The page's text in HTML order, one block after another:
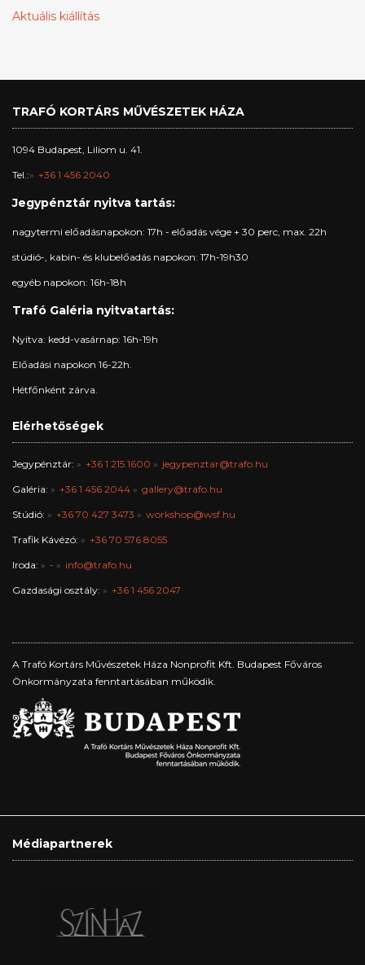
Aktuális kiállítás
TRAFÓ KORTÁRS MŰVÉSZETEK HÁZA
1094 Budapest, Liliom u. 41.
Tel.: +36 1 456 2040
Jegypénztár nyitva tartás:
nagytermi előadásnapokon: 17h - előadás vége + 30 perc, max. 22h
stúdió-, kabin- és klubelőadás napokon: 17h-19h30
egyéb napokon: 16h-18h
Trafó Galéria nyitvatartás:
Nyitva: kedd-vasárnap: 16h-19h
Előadási napokon 16-22h.
Hétfőnként zárva.
Elérhetőségek
Jegypénztár: +36 1 215 1600 jegypenztar@trafo.hu
Galéria: +36 1 456 2044 gallery@trafo.hu
Stúdió: +36 70 427 3473 workshop@wsf.hu
Trafik Kávézó: +36 70 576 8055
Iroda: - info@trafo.hu
Gazdasági osztály: +36 1 456 2047
A Trafó Kortárs Művészetek Háza Nonprofit Kft. Budapest Főváros
Önkormányzata fenntartásában működik.
Médiapartnerek